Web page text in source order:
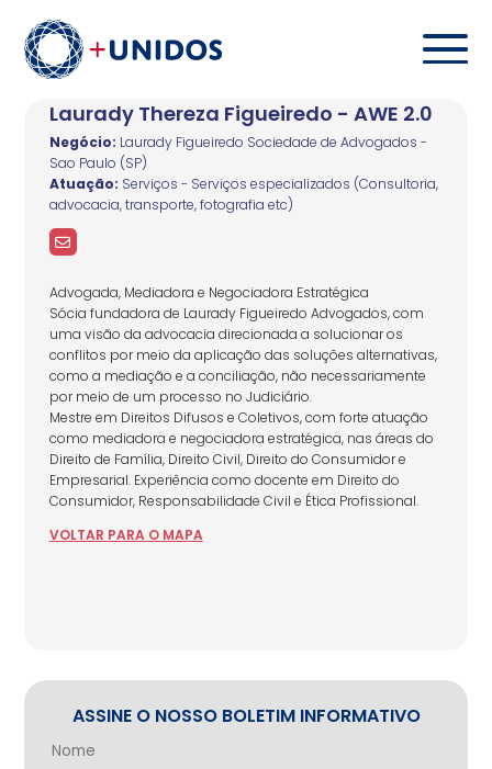
Laurady Thereza Figueiredo - AWE 2.0
Negócio: Laurady Figueiredo Sociedade de Advogados -
Sao Paulo (SP)
Atuação: Serviços - Serviços especializados (Consultoria,
advocacia, transporte, fotografia etc)
Advogada, Mediadora e Negociadora Estratégica
Sócia fundadora de Laurady Figueiredo Advogados, com
uma visão da advocacia direcionada a solucionar os
conflitos por meio da aplicação das soluções alternativas,
como a mediação e a conciliação, não necessariamente
por meio de um processo no Judiciário.
Mestre em Direitos Difusos e Coletivos, com forte atuação
como mediadora e negociadora estratégica, nas áreas do
Direito de Família, Direito Civil, Direito do Consumidor e
Empresarial. Experiência como docente em Direito do
Consumidor, Responsabilidade Civil e Ética Profissional.
VOLTAR PARA O MAPA
ASSINE O NOSSO BOLETIM INFORMATIVO